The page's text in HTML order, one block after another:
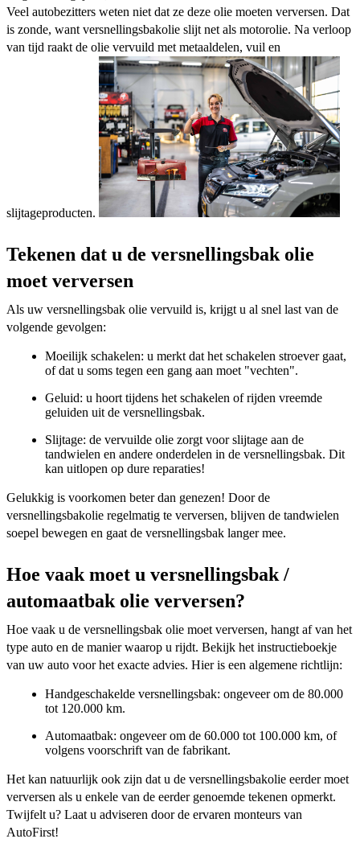
Veel autobezitters weten niet dat ze deze olie moeten verversen. Dat
is zonde, want versnellingsbakolie slijt net als motorolie. Na verloop
van tijd raakt de olie vervuild met metaaldelen, vuil en
slijtageproducten.
Tekenen dat u de versnellingsbak olie
moet verversen
Als uw versnellingsbak olie vervuild is, krijgt u al snel last van de
volgende gevolgen:
Moeilijk schakelen: u merkt dat het schakelen stroever gaat,
of dat u soms tegen een gang aan moet "vechten".
Geluid: u hoort tijdens het schakelen of rijden vreemde
geluiden uit de versnellingsbak.
Slijtage: de vervuilde olie zorgt voor slijtage aan de
tandwielen en andere onderdelen in de versnellingsbak. Dit
kan uitlopen op dure reparaties!
Gelukkig is voorkomen beter dan genezen! Door de
versnellingsbakolie regelmatig te verversen, blijven de tandwielen
soepel bewegen en gaat de versnellingsbak langer mee.
Hoe vaak moet u versnellingsbak /
automaatbak olie verversen?
Hoe vaak u de versnellingsbak olie moet verversen, hangt af van het
type auto en de manier waarop u rijdt. Bekijk het instructieboekje
van uw auto voor het exacte advies. Hier is een algemene richtlijn:
Handgeschakelde versnellingsbak: ongeveer om de 80.000
tot 120.000 km.
Automaatbak: ongeveer om de 60.000 tot 100.000 km, of
volgens voorschrift van de fabrikant.
Het kan natuurlijk ook zijn dat u de versnellingsbakolie eerder moet
verversen als u enkele van de eerder genoemde tekenen opmerkt.
Twijfelt u? Laat u adviseren door de ervaren monteurs van
AutoFirst!